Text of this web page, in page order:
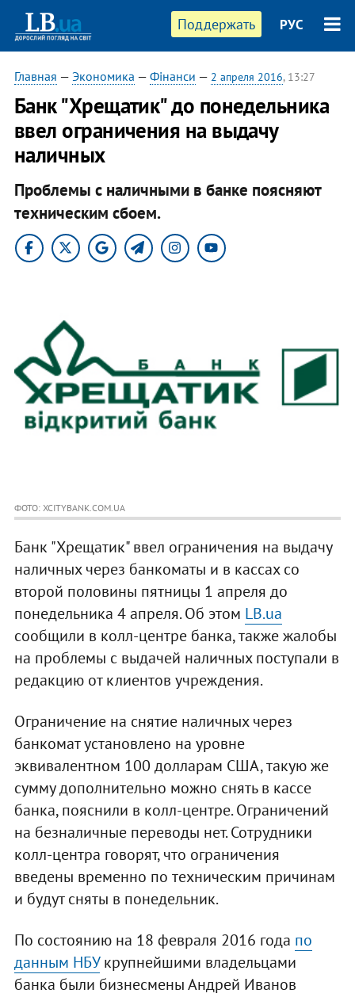
Поддержать РУС
Главная — Экономика — Фінанси — 2 апреля 2016, 13:27
Банк "Хрещатик" до понедельника
ввел ограничения на выдачу
наличных
Проблемы с наличными в банке поясняют
техническим сбоем.
ФОТО: XCITYBANK.COM.UA
Банк "Хрещатик" ввел ограничения на выдачу
наличных через банкоматы и в кассах со
второй половины пятницы 1 апреля до
понедельника 4 апреля. Об этом LB.ua
сообщили в колл-центре банка, также жалобы
на проблемы с выдачей наличных поступали в
редакцию от клиентов учреждения.
Ограничение на снятие наличных через
банкомат установлено на уровне
эквивалентном 100 долларам США, такую же
сумму дополнительно можно снять в кассе
банка, пояснили в колл-центре. Ограничений
на безналичные переводы нет. Сотрудники
колл-центра говорят, что ограничения
введены временно по техническим причинам
и будут сняты в понедельник.
По состоянию на 18 февраля 2016 года по
данным НБУкрупнейшими владельцами
банка были бизнесмены Андрей Иванов